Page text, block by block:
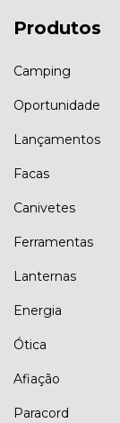
Produtos
Camping
Oportunidade
Lançamentos
Facas
Canivetes
Ferramentas
Lanternas
Energia
Ótica
Afiação
Paracord